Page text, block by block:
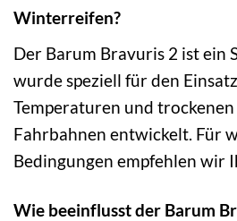
Winterreifen?
Der Barum Bravuris 2 ist ein
wurde speziell für den
Temperaturen und trockenen
Fahrbahnen entwickelt. Für
Bedingungen empfehlen wir
Wie beeinflusst der Barum